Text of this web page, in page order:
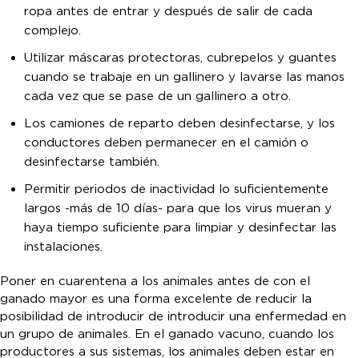
ropa antes de entrar y después de salir de cada
complejo.
Utilizar máscaras protectoras, cubrepelos y guantes
cuando se trabaje en un gallinero y lavarse las manos
cada vez que se pase de un gallinero a otro.
Los camiones de reparto deben desinfectarse, y los
conductores deben permanecer en el camión o
desinfectarse también.
Permitir periodos de inactividad lo suficientemente
largos -más de 10 días- para que los virus mueran y
haya tiempo suficiente para limpiar y desinfectar las
instalaciones.
Poner en cuarentena a los animales antes de con el
ganado mayor es una forma excelente de reducir la
posibilidad de introducir de introducir una enfermedad en
un grupo de animales. En el ganado vacuno, cuando los
productores a sus sistemas, los animales deben estar en